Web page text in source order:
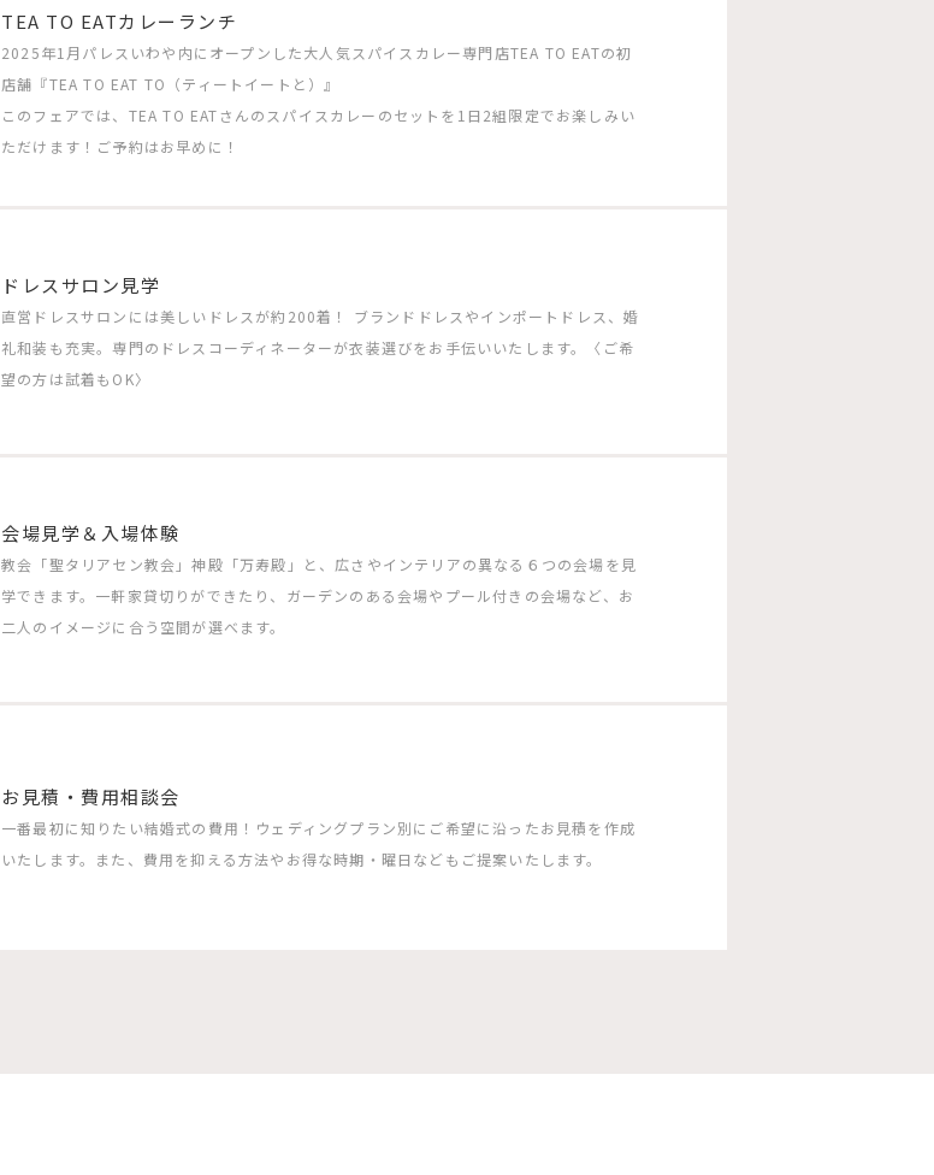
TEA TO EATカレーランチ
2025年1月パレスいわや内にオープンした大人気スパイスカレー専門店TEA TO EATの初
店舗『TEA TO EAT TO（ティートイートと）』
このフェアでは、TEA TO EATさんのスパイスカレーのセットを1日2組限定でお楽しみい
ただけます！ご予約はお早めに！
ドレスサロン見学
直営ドレスサロンには美しいドレスが約200着！ ブランドドレスやインポートドレス、婚
礼和装も充実。専門のドレスコーディネーターが衣装選びをお手伝いいたします。〈ご希
望の方は試着もOK〉
会場見学＆入場体験
教会「聖タリアセン教会」神殿「万寿殿」と、広さやインテリアの異なる６つの会場を見
学できます。一軒家貸切りができたり、ガーデンのある会場やプール付きの会場など、お
二人のイメージに合う空間が選べます。
お見積・費用相談会
一番最初に知りたい結婚式の費用！ウェディングプラン別にご希望に沿ったお見積を作成
いたします。また、費用を抑える方法やお得な時期・曜日などもご提案いたします。